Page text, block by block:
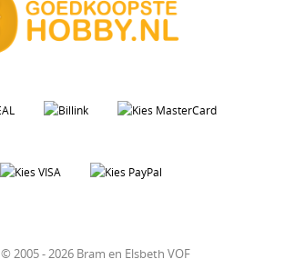
© 2005 - 2026 Bram en Elsbeth VOF